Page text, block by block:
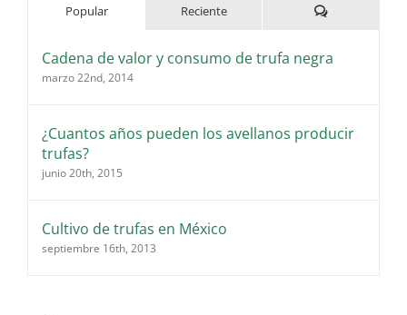
Popular Reciente Comentarios
Cadena de valor y consumo de trufa negra
marzo 22nd, 2014
¿Cuantos años pueden los avellanos producir
trufas?
junio 20th, 2015
Cultivo de trufas en México
septiembre 16th, 2013